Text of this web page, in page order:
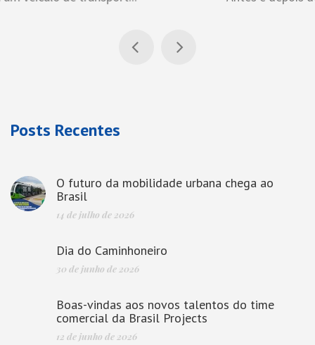
Posts Recentes
O futuro da mobilidade urbana chega ao
Brasil
14 de julho de 2026
Dia do Caminhoneiro
30 de junho de 2026
Boas-vindas aos novos talentos do time
comercial da Brasil Projects
12 de junho de 2026